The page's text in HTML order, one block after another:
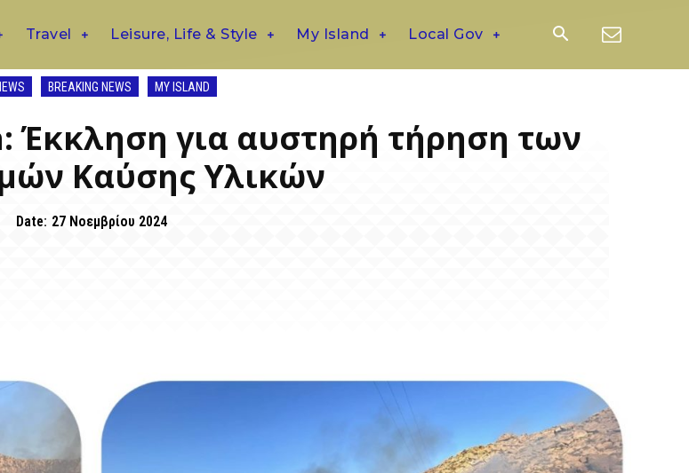
Travel Leisure, Life & Style My Island Local Gov
BREAKING NEWS MY ISLAND
Έκκληση για αυστηρή τήρηση των
Καύσης Υλικών
Date: 27 Νοεμβρίου 2024